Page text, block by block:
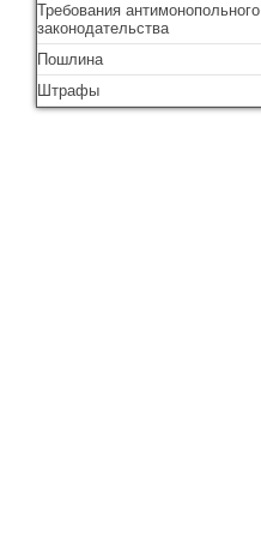
Требования антимонопольного
законодательства
Пошлина
Штрафы